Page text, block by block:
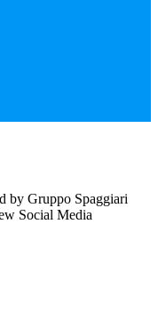
by Gruppo Spaggiari
Social Media